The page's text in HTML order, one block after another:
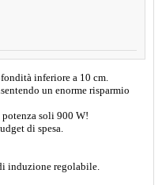
inferiore a 10 cm.
un enorme risparmio
soli 900 W!
di spesa.
induzione regolabile.